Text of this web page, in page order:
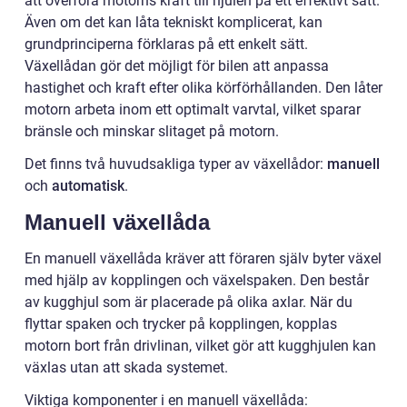
Även om det kan låta tekniskt komplicerat, kan
grundprinciperna förklaras på ett enkelt sätt.
Växellådan gör det möjligt för bilen att anpassa
hastighet och kraft efter olika körförhållanden. Den låter
motorn arbeta inom ett optimalt varvtal, vilket sparar
bränsle och minskar slitaget på motorn.
Det finns två huvudsakliga typer av växellådor: manuell
och automatisk.
Manuell växellåda
En manuell växellåda kräver att föraren själv byter växel
med hjälp av kopplingen och växelspaken. Den består
av kugghjul som är placerade på olika axlar. När du
flyttar spaken och trycker på kopplingen, kopplas
motorn bort från drivlinan, vilket gör att kugghjulen kan
växlas utan att skada systemet.
Viktiga komponenter i en manuell växellåda: